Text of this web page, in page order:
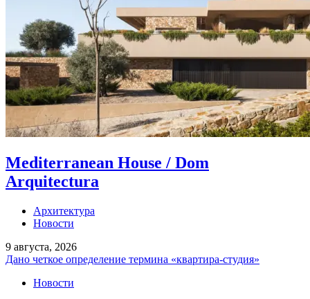
Mediterranean House / Dom
Arquitectura
Архитектура
Новости
9 августа, 2026
Дано четкое определение термина «квартира-студия»
Новости